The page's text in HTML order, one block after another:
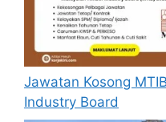
Pemohon yang
memohon
tidak perlu lagi
sekiranya
sah.
Sebelum
Jawatan Kosong
Industry Board